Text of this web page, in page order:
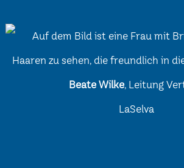
Beate Wilke, Leitung
LaSelva